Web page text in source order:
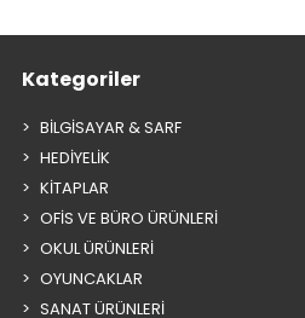
Kategoriler
BİLGİSAYAR & SARF
HEDİYELİK
KİTAPLAR
OFİS VE BÜRO ÜRÜNLERİ
OKUL ÜRÜNLERİ
OYUNCAKLAR
SANAT ÜRÜNLERİ